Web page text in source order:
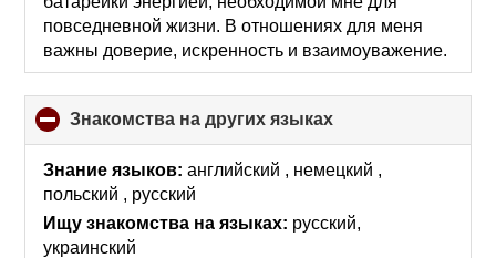
повседневной жизни. В отношениях для меня
важны доверие, искренность и взаимоуважение.
Знакомства на других языках
to
collapse
contents
Знание языков: английский , немецкий ,
польский , русский
Ищу знакомства на языках: русский,
украинский